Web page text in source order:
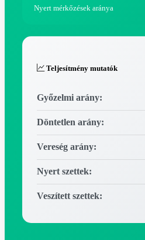
Nyert mérkőzések aránya
Teljesítmény mutatók
Győzelmi arány:
Döntetlen arány:
Vereség arány:
Nyert szettek:
Veszített szettek: